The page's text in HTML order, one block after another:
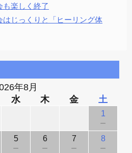
も楽しく終了
はじっくりと「ヒーリング体
年8月
水 木 金 土
1
－
5
－
6
－
7
－
8
－